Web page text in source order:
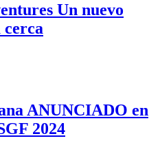
Un nuevo
cerca
ANUNCIADO en
2024